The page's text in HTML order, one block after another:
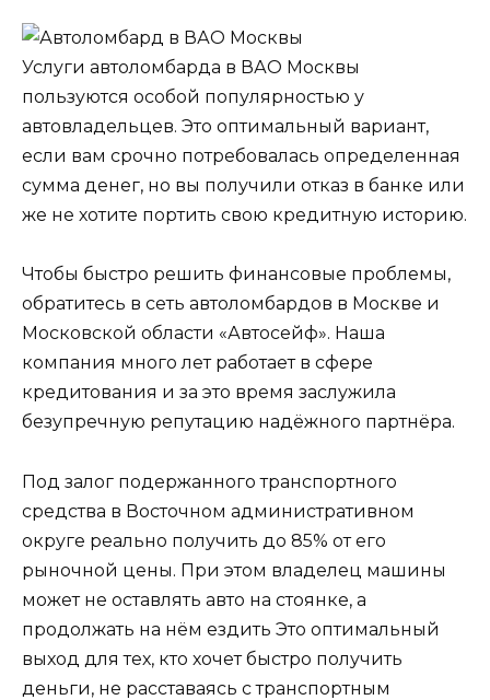
Услуги автоломбарда в ВАО Москвы
пользуются особой популярностью у
автовладельцев. Это оптимальный вариант,
если вам срочно потребовалась определенная
сумма денег, но вы получили отказ в банке или
же не хотите портить свою кредитную историю.
Чтобы быстро решить финансовые проблемы,
обратитесь в сеть автоломбардов в Москве и
Московской области «Автосейф». Наша
компания много лет работает в сфере
кредитования и за это время заслужила
безупречную репутацию надёжного партнёра.
Под залог подержанного транспортного
средства в Восточном административном
округе реально получить до 85% от его
рыночной цены. При этом владелец машины
может не оставлять авто на стоянке, а
продолжать на нём ездить Это оптимальный
выход для тех, кто хочет быстро получить
деньги, не расставаясь с транспортным